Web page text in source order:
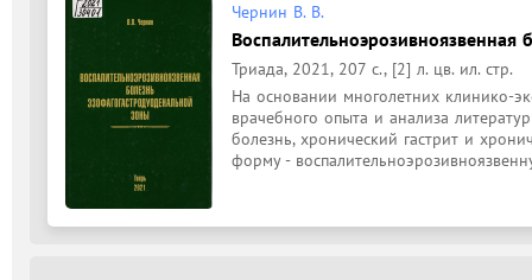
Чернин В. В.
Воспалительноэрозивноязвенная
Триада, 2021, 207 с., [2] л. цв. ил. стр.
На основании многолетних клинико-
врачебного опыта и анализа
болезнь, хронический гастрит и
форму -